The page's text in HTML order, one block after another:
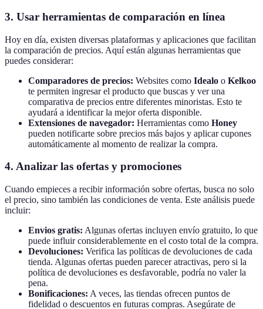
3. Usar herramientas de comparación en línea
Hoy en día, existen diversas plataformas y aplicaciones que facilitan
la comparación de precios. Aquí están algunas herramientas que
puedes considerar:
Comparadores de precios: Websites como Idealo o Kelkoo
te permiten ingresar el producto que buscas y ver una
comparativa de precios entre diferentes minoristas. Esto te
ayudará a identificar la mejor oferta disponible.
Extensiones de navegador: Herramientas como Honey
pueden notificarte sobre precios más bajos y aplicar cupones
automáticamente al momento de realizar la compra.
4. Analizar las ofertas y promociones
Cuando empieces a recibir información sobre ofertas, busca no solo
el precio, sino también las condiciones de venta. Este análisis puede
incluir:
Envios gratis: Algunas ofertas incluyen envío gratuito, lo que
puede influir considerablemente en el costo total de la compra.
Devoluciones: Verifica las políticas de devoluciones de cada
tienda. Algunas ofertas pueden parecer atractivas, pero si la
política de devoluciones es desfavorable, podría no valer la
pena.
Bonificaciones: A veces, las tiendas ofrecen puntos de
fidelidad o descuentos en futuras compras. Asegúrate de